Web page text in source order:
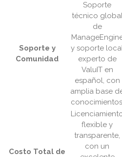
Soporte y
Comunidad
Soporte
técnico
de
y soporte
experto de
ValuIT en
español, con
amplia base
Costo Total de
flexible y
transparente,
con un